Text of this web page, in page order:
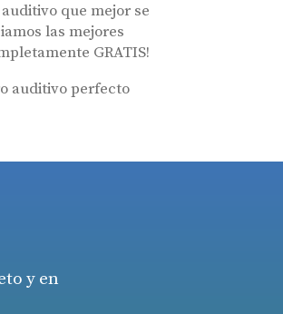
que mejor se
las mejores
GRATIS!
auditivo perfecto
y en
Miaudífono para poder ofrecer los servicios
.
nuestraPolítica de Privacidad